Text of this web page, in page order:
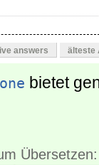
answers älteste
bietet
Übersetzen: